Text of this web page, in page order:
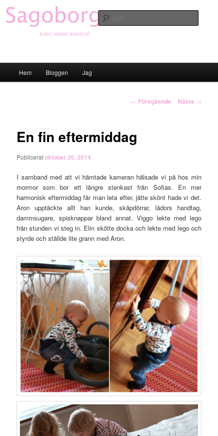
Hoppa
till
primärt
Hem Bloggen Jag
Inläggsnavigering
← Föregående Nästa →
En fin eftermiddag
Publiceratoktober 20, 2014
I samband med att vi hämtade kameran hälsade vi på hos min
mormor som bor ett längre stenkast från Sofias. En mer
harmonisk eftermiddag får man leta efter, jätte skönt hade vi det.
Aron upptäckte allt han kunde, skåpdörrar, lådors handtag,
dammsugare, spisknappar bland annat. Viggo lekte med lego
från stunden vi steg in. Elin skötte docka och lekte med lego och
styrde och ställde lite grann med Aron.